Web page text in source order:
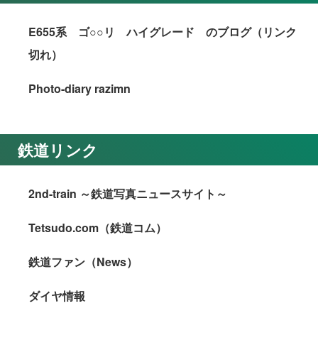
E655系 ゴ○○リ ハイグレード のブログ（リンク
切れ）
Photo-diary razimn
鉄道リンク
2nd-train ～鉄道写真ニュースサイト～
Tetsudo.com（鉄道コム）
鉄道ファン（News）
ダイヤ情報